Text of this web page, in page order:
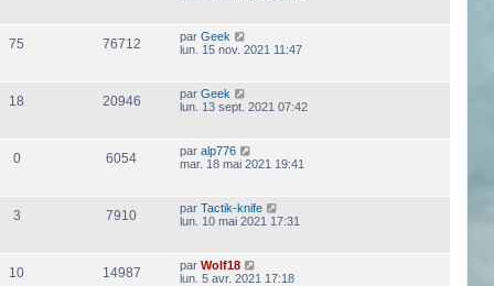
75 76712 par Geek
lun. 15 nov. 2021 11:47
18 20946 par Geek
lun. 13 sept. 2021 07:42
0 6054 par alp776
mar. 18 mai 2021 19:41
3 7910 par Tactik-knife
lun. 10 mai 2021 17:31
10 14987 par Wolf18
lun. 5 avr. 2021 17:18